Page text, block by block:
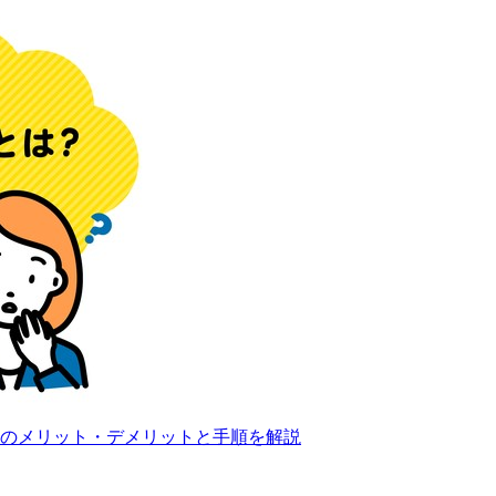
メリット・デメリットと手順を解説